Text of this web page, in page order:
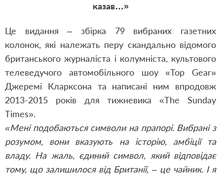
казав…»
Це видання – збірка 79 вибраних газетних
колонок, які належать перу скандально відомого
британського журналіста і колумніста, культового
телеведучого автомобільного шоу «Top Gear»
Джеремі Кларксона та написані ним впродовж
2013-2015 років для тижневика «The Sunday
Times».
«Мені подобаються символи на прапорі. Вибрані з
розумом, вони вказують на історію, амбіції та
владу. На жаль, єдиний символ, який відповідає
тому, що залишилося від Британії, – це чайник. І я